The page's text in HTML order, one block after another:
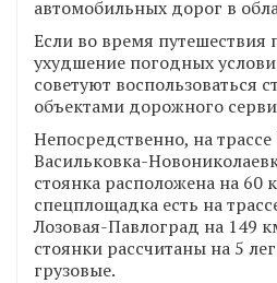
автомобильных дорог в
Если во время путешествия
ухудшение погодных
советуют воспользоваться
объектами дорожного
Непосредственно, на
Васильковка-
стоянка расположена на 60
спецплощадка есть на
Лозовая-Павлоград на 149
стоянки рассчитаны на 5
грузовые.